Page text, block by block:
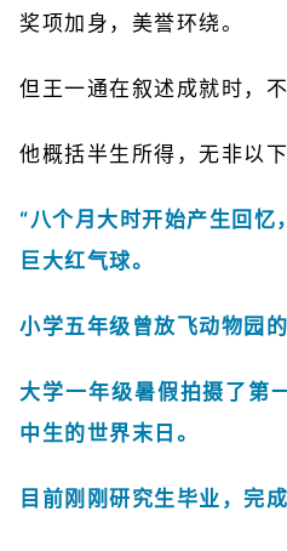
奖项加身，美誉环绕。
但王一通在叙述成就时，
他概括半生所得，无非以下
“八个月大时开始产生回
巨大红气球。
小学五年级曾放飞动物园
大学一年级暑假拍摄了第
中生的世界末日。
目前刚刚研究生毕业，完